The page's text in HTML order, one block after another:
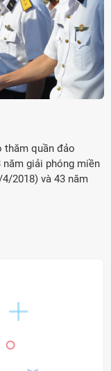
thăm quần đảo
năm giải phóng miền
2018) và 43 năm